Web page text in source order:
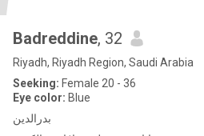
Badreddine, 32
Riyadh, Riyadh Region, Saudi Arabia
Seeking: Female 20 - 36
Eye color: Blue
بدرالدين